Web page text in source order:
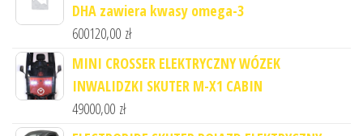
DHA zawiera kwasy omega-3
600120,00 zł
MINI CROSSER ELEKTRYCZNY WÓZEK
INWALIDZKI SKUTER M-X1 CABIN
49000,00 zł